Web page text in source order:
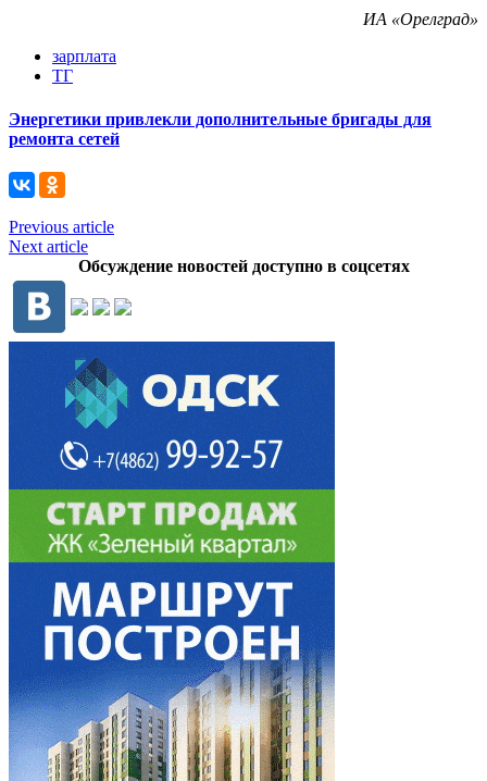
ИА «Орелград»
зарплата
ТГ
Энергетики привлекли дополнительные бригады для
ремонта сетей
Previous article
Next article
Обсуждение новостей доступно в соцсетях